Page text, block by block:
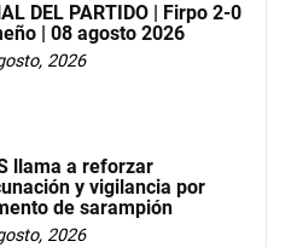
DEL PARTIDO | Firpo 2-0
| 08 agosto 2026
2026
llama a reforzar
y vigilancia por
de sarampión
2026